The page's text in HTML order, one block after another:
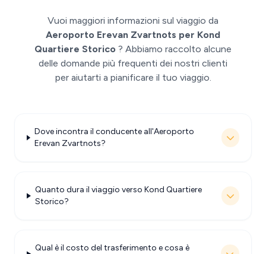
Vuoi maggiori informazioni sul viaggio da
Aeroporto Erevan Zvartnots per Kond
Quartiere Storico ? Abbiamo raccolto alcune
delle domande più frequenti dei nostri clienti
per aiutarti a pianificare il tuo viaggio.
Dove incontra il conducente all'Aeroporto
Erevan Zvartnots?
Quanto dura il viaggio verso Kond Quartiere
Storico?
Qual è il costo del trasferimento e cosa è